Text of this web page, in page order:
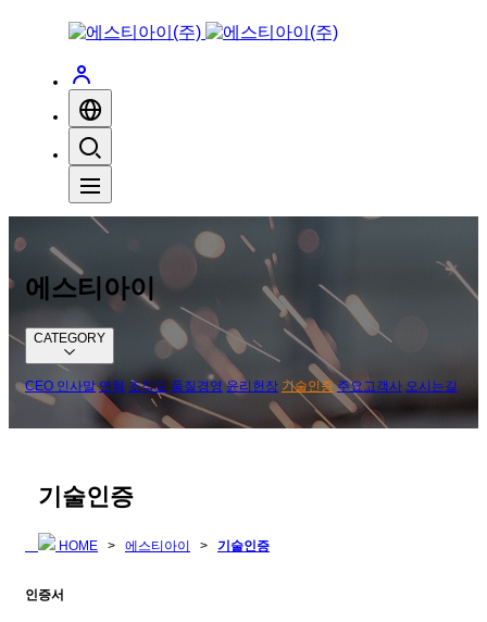
에스티아이
CATEGORY
CEO 인사말 연혁 조직도 품질경영 윤리헌장 기술인증 주요고객사 오시는길
기술인증
HOME > 에스티아이 > 기술인증
인증서